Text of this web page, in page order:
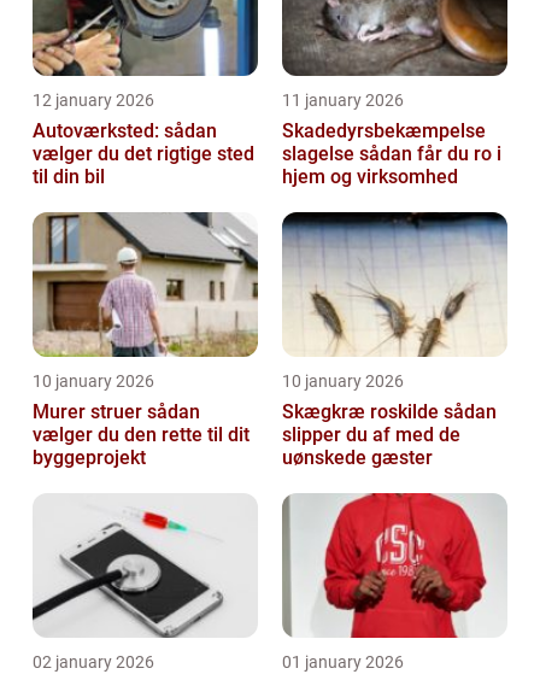
12 january 2026
Autoværksted: sådan
vælger du det rigtige sted
til din bil
11 january 2026
Skadedyrsbekæmpelse
slagelse sådan får du ro i
hjem og virksomhed
10 january 2026
Murer struer sådan
vælger du den rette til dit
byggeprojekt
10 january 2026
Skægkræ roskilde sådan
slipper du af med de
uønskede gæster
02 january 2026 01 january 2026